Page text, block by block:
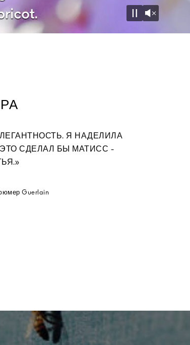
Pause
Unmute
Я НАДЕЛИЛА
СДЕЛАЛ БЫ МАТИСС -
Guerlain